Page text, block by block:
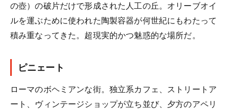
の壺）の破片だけで形成された人工の丘。オリーブオイ
ルを運ぶために使われた陶製容器が何世紀にもわたって
積み重なってきた。超現実的かつ魅惑的な場所だ。
ピニェート
ローマのボヘミアンな街。独立系カフェ、ストリートア
ート、ヴィンテージショップが立ち並び、夕方のアペリ